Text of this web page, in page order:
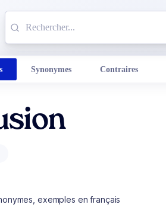
Synonymes Contraires
exemples en français